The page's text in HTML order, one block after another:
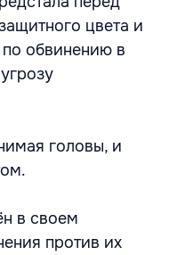
цвета и
обвинению в
головы, и
в своем
против их